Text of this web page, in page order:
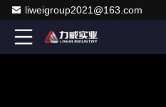
liweigroup2021@163.com